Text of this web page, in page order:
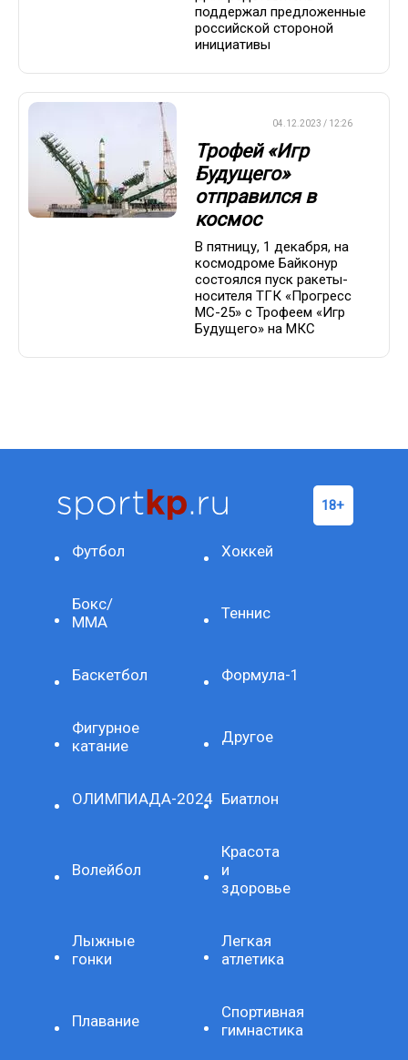
поддержал предложенные
российской стороной
инициативы
04.12.2023 / 12:26
Трофей «Игр
Будущего»
отправился в
космос
В пятницу, 1 декабря, на
космодроме Байконур
состоялся пуск ракеты-
носителя ТГК «Прогресс
МС-25» с Трофеем «Игр
Будущего» на МКС
Футбол Хоккей
Бокс/
ММА
Теннис
Баскетбол Формула-1
Фигурное
катание
Другое
ОЛИМПИАДА-2024 Биатлон
Волейбол
Красота
и
здоровье
Лыжные
гонки
Легкая
атлетика
Плавание
Спортивная
гимнастика